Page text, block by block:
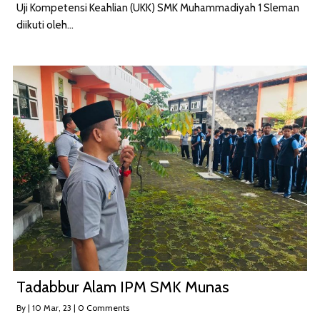
Uji Kompetensi Keahlian (UKK) SMK Muhammadiyah 1 Sleman
diikuti oleh…
Tadabbur Alam IPM SMK Munas
By | 10 Mar, 23 | 0 Comments